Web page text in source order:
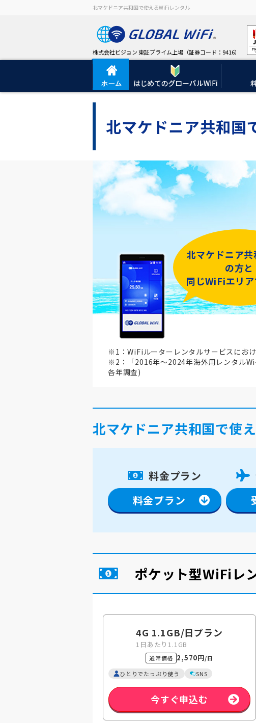
北マケドニア共和国で使えるWiFiレンタル
株式会社ビジョン 東証プライム上場（証券コード：9416）
北マケドニア共和国
北マケドニア
の方と
同じWiFiエリア
※1：WiFiルーターレンタルサービスにお
※2：「2016年～2024年海外用レンタル
各年調査)
北マケドニア共和国で使え
料金プラン
料金プラン
ポケット型WiFiレ
4G 1.1GB/日プラン
1日あたり1.1GB
通常価格 2,570円/日
ひとりでたっぷり使う
SNS
今すぐ申込む